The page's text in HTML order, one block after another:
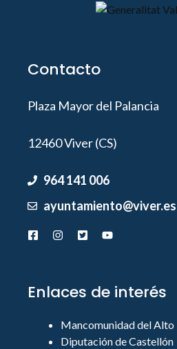
Contacto
Plaza Mayor del Palancia
12460 Viver (CS)
964 141 006
ayuntamiento@viver.es
Enlaces de interés
Mancomunidad del Alto
Diputación de Castellón